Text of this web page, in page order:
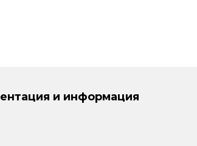
и информация